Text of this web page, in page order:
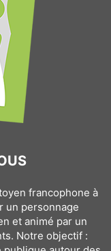
francophone à
un personnage
et animé par un
Notre objectif :